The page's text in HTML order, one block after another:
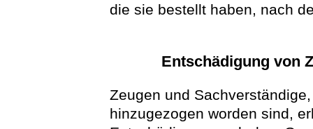
die sie bestellt haben, nach
Entschädigung von
Zeugen und
hinzugezogen worden sind,